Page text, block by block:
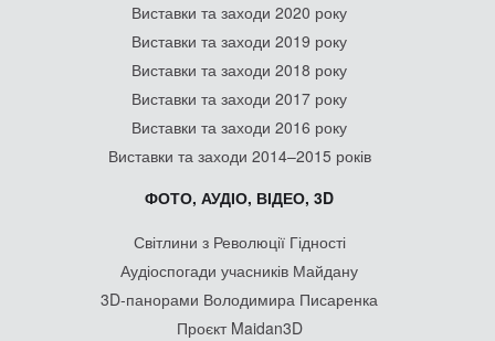
Виставки та заходи 2020 року
Виставки та заходи 2019 року
Виставки та заходи 2018 року
Виставки та заходи 2017 року
Виставки та заходи 2016 року
Виставки та заходи 2014–2015 років
ФОТО, АУДІО, ВІДЕО, 3D
Світлини з Революції Гідності
Аудіоспогади учасників Майдану
3D-панорами Володимира Писаренка
Проєкт Maidan3D